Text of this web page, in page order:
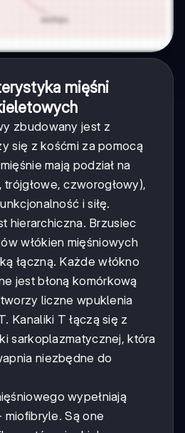
mięśni
zbudowany jest z
się z kośćmi za pomocą
mają podział na
trójgłowe, czworogłowy),
i siłę.
hierarchiczna. Brzusiec
włókien mięśniowych
łączną. Każde włókno
jest błoną komórkową
liczne wpuklenia
Kanaliki T łączą się z
sarkoplazmatycznej, która
niezbędne do
wypełniają
miofibryle. Są one